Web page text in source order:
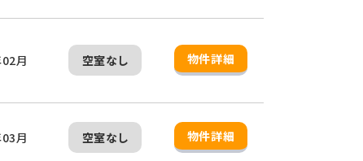
月 空室なし 物件詳細
月 空室なし 物件詳細